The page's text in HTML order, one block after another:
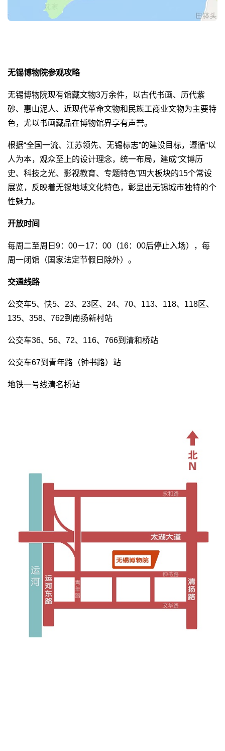
无锡博物院参观攻略
无锡博物院现有馆藏文物3万余件，以古代书画、历代紫
砂、惠山泥人、近现代革命文物和民族工商业文物为主要特
色，尤以书画藏品在博物馆界享有声誉。
根据“全国一流、江苏领先、无锡标志”的建设目标，遵循“以
人为本，观众至上的设计理念，统一布局，建成“文博历
史、科技之光、影视教育、专题特色”四大板块的15个常设
展览，反映着无锡地域文化特色，彰显出无锡城市独特的个
性魅力。
开放时间
每周二至周日9：00－17：00（16：00后停止入场），每
周一闭馆（国家法定节假日除外）。
交通线路
公交车5、快5、23、23区、24、70、113、118、118区、
135、358、762到南扬新村站
公交车36、56、72、116、766到清和桥站
公交车67到青年路（钟书路）站
地铁一号线清名桥站